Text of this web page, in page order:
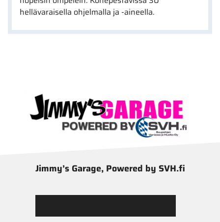
hellävaraisella ohjelmalla ja -aineella.
Jimmy’s Garage, Powered by SVH.fi